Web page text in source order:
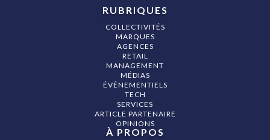
RUBRIQUES
COLLECTIVITÉS
MARQUES
AGENCES
RETAIL
MANAGEMENT
MÉDIAS
ÉVÉNEMENTIELS
TECH
SERVICES
ARTICLE PARTENAIRE
OPINIONS
À PROPOS